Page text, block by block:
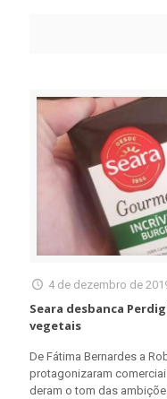
4 de dezembro de
Seara desbanca
vegetais
De Fátima Bernardes a
protagonizaram
deram o tom das